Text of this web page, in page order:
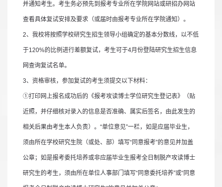
并通知考生。考生务必预先到报考专业所在学院网站或研招办网站
查看具体复试安排及要求（或届时由报考专业所在学院通知）。
2、我校将按照学校研究生招生领导小组确定的基本分数线，以不低
于120%的比例进行差额复试，考生可于4月份登陆研究生招生信息
网查询复试名单。
3、资格审核，参加复试的考生须提交以下材料：
①打印网上报名成功后的《报考攻读博士学位研究生登记表》（贴
近照，并仔细核对录入的信息是否准确、属实后签名，由此发生的
相关后果由考生本人负责）。“单位意见”一栏，如是应届毕业生，
须由所在学校研究生院（或处、部）填写“ 同意报考”的意见并加盖
公章；如是报考委托培养或非应届毕业生报考全日制脱产攻读博士
研究生的考生，须由所在单位人事部门填写“ 同意委托培养”或“ 同意